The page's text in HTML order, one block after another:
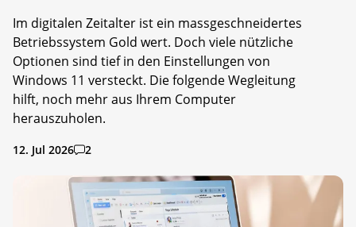
Im digitalen Zeitalter ist ein massgeschneidertes
Betriebssystem Gold wert. Doch viele nützliche
Optionen sind tief in den Einstellungen von
Windows 11 versteckt. Die folgende Wegleitung
hilft, noch mehr aus Ihrem Computer
herauszuholen.
12. Jul 2026 2